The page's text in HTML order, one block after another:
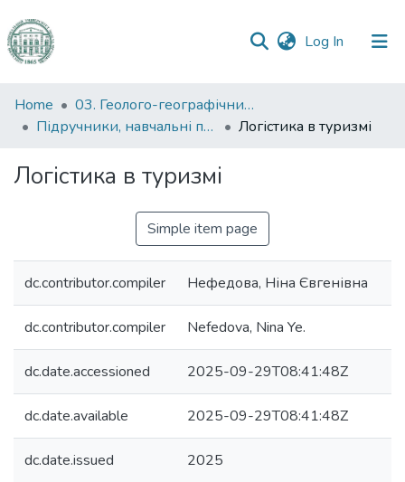
Log In (current)
Communities
&
All of DSpace
Home
03. Геолого-географічний факультет
Підручники, навчальні посібники та інші науково- та навчально-методичні праці ГГФ
Логістика в туризмі
Логістика в туризмі
Simple item page
dc.contributor.compiler Нефедова, Ніна Євгенівна
dc.contributor.compiler Nefedova, Nina Ye.
dc.date.accessioned 2025-09-29T08:41:48Z
dc.date.available 2025-09-29T08:41:48Z
dc.date.issued 2025